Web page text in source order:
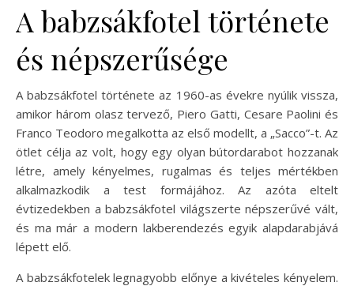
A babzsákfotel története
és népszerűsége
A babzsákfotel története az 1960-as évekre nyúlik vissza,
amikor három olasz tervező, Piero Gatti, Cesare Paolini és
Franco Teodoro megalkotta az első modellt, a „Sacco”-t. Az
ötlet célja az volt, hogy egy olyan bútordarabot hozzanak
létre, amely kényelmes, rugalmas és teljes mértékben
alkalmazkodik a test formájához. Az azóta eltelt
évtizedekben a babzsákfotel világszerte népszerűvé vált,
és ma már a modern lakberendezés egyik alapdarabjává
lépett elő.
A babzsákfotelek legnagyobb előnye a kivételes kényelem.